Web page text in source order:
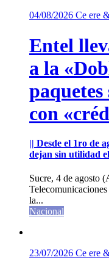
04/08/2026 Ce ere
Entel
a la
paquetes
con
|| Desde el 1ro de
dejan sin utilidad
Sucre, 4 de agosto
la...
Nacional
23/07/2026 Ce ere